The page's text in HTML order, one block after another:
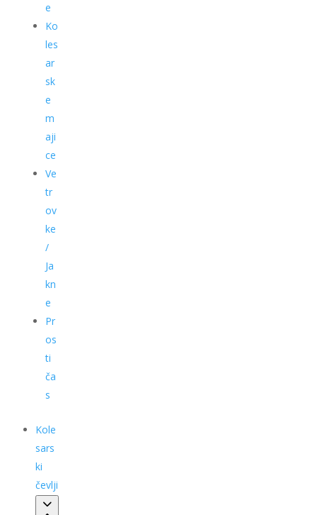
e
Ko
les
ar
sk
e
m
aji
ce
Ve
tr
ov
ke
/
Ja
kn
e
Pr
os
ti
ča
s
Kole
sars
ki
čevlji